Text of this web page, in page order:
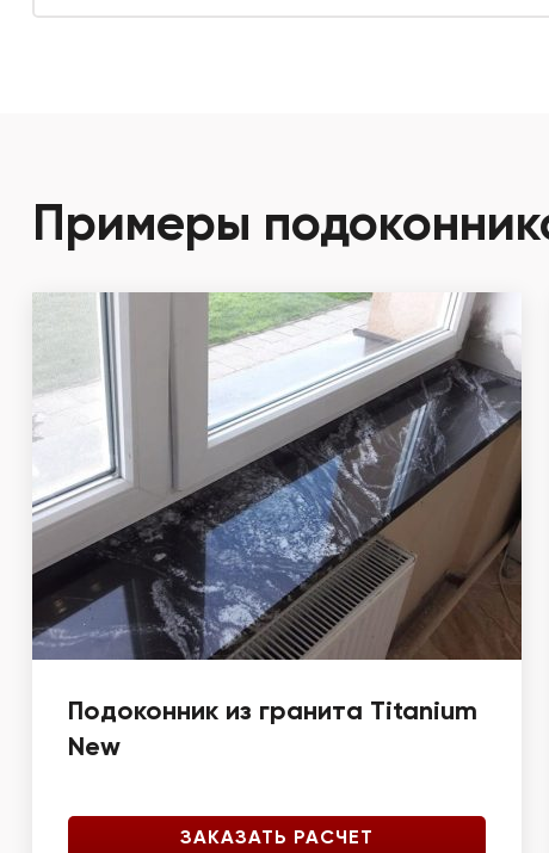
Примеры
Подоконник из гранита Titanium
New
ЗАКАЗАТЬ РАСЧЕТ